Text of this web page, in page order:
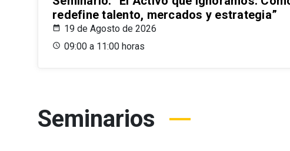
redefine talento, mercados y estrategia”
19 de Agosto de 2026
09:00 a 11:00 horas
Seminarios